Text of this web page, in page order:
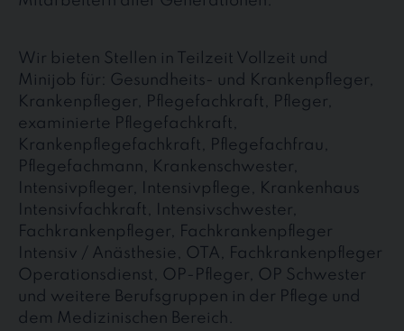
Wir bieten Stellen in Teilzeit Vollzeit und
Minijob für: Gesundheits- und Krankenpfleger,
Krankenpfleger, Pflegefachkraft, Pfleger,
examinierte Pflegefachkraft,
Krankenpflegefachkraft, Pflegefachfrau,
Pflegefachmann, Krankenschwester,
Intensivpfleger, Intensivpflege, Krankenhaus
Intensivfachkraft, Intensivschwester,
Fachkrankenpfleger, Fachkrankenpfleger
Intensiv / Anästhesie, OTA, Fachkrankenpfleger
Operationsdienst, OP-Pfleger, OP Schwester
und weitere Berufsgruppen in der Pflege und
dem Medizinischen Bereich.